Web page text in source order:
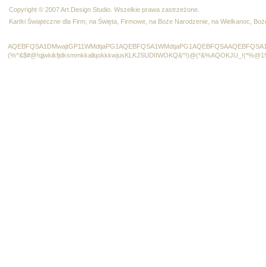
Copyright © 2007 Art.Design Studio. Wszelkie prawa zastrzeżone.
Kartki Świąteczne dla Firm, na Święta, Firmowe, na Boże Narodzenie, na Wielkanoc,